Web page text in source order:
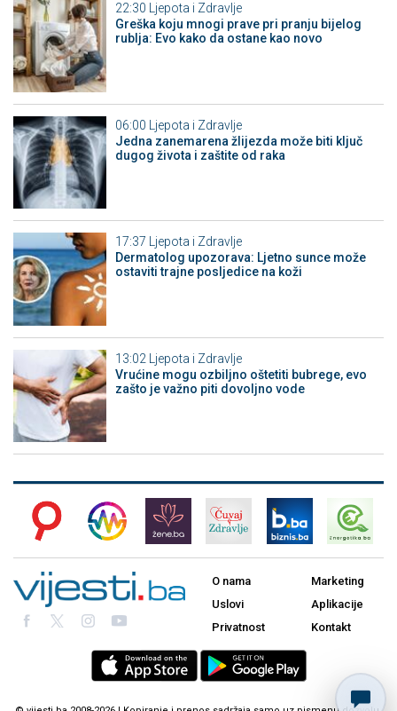
22:30
Ljepota i Zdravlje
Greška koju mnogi prave pri pranju bijelog
rublja: Evo kako da ostane kao novo
06:00 Ljepota i Zdravlje
Jedna zanemarena žlijezda može biti ključ
dugog života i zaštite od raka
17:37
Ljepota i Zdravlje
Dermatolog upozorava: Ljetno sunce može
ostaviti trajne posljedice na koži
13:02 Ljepota i Zdravlje
Vrućine mogu ozbiljno oštetiti bubrege, evo
zašto je važno piti dovoljno vode
O nama
Uslovi
Privatnost
Marketing
Aplikacije
Kontakt